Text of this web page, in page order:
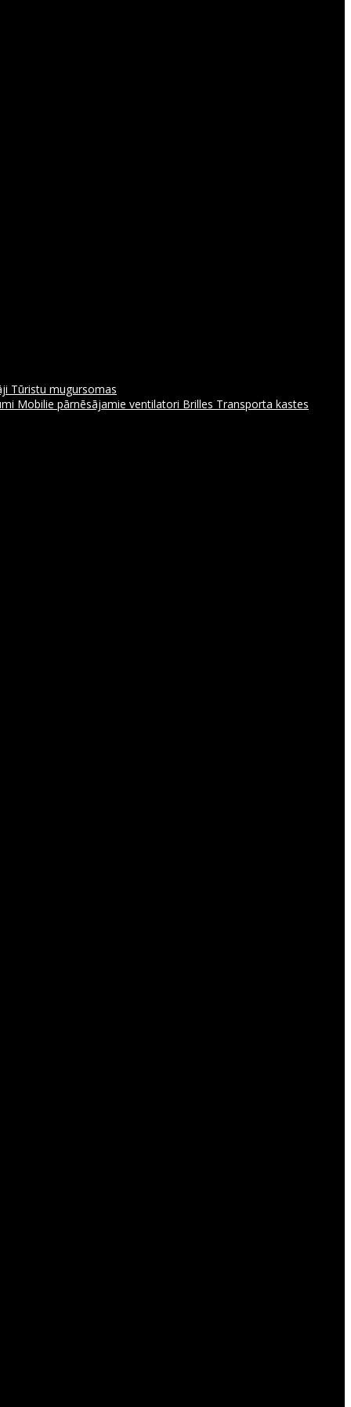
Tūristu mugursomas
Mobilie pārnēsājamie ventilatori Brilles Transporta kastes